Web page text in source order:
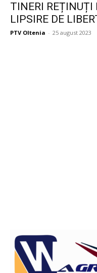
TINERI REȚINUȚI
LIPSIRE DE
PTV Oltenia - 25 august 2023